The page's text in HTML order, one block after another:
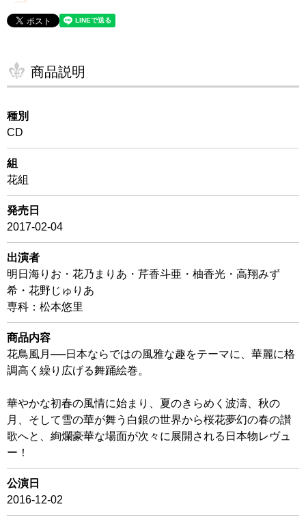
商品説明
種別
CD
組
花組
発売日
2017-02-04
出演者
明日海りお・花乃まりあ・芹香斗亜・柚香光・高翔みず
希・花野じゅりあ
専科：松本悠里
商品内容
花鳥風月──日本ならではの風雅な趣をテーマに、華麗に格
調高く繰り広げる舞踊絵巻。
華やかな初春の風情に始まり、夏のきらめく波濤、秋の
月、そして雪の華が舞う白銀の世界から桜花夢幻の春の讃
歌へと、絢爛豪華な場面が次々に展開される日本物レヴュ
ー！
公演日
2016-12-02